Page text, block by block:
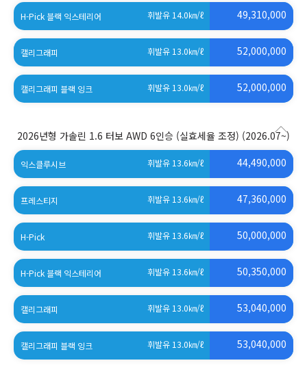
H-Pick 블랙 익스테리어 휘발유 14.0㎞/ℓ 49,310,000
캘리그래피 휘발유 13.0㎞/ℓ 52,000,000
캘리그래피 블랙 잉크 휘발유 13.0㎞/ℓ 52,000,000
2026년형 가솔린 1.6 터보 AWD 6인승 (실효세율 조정) (2026.07~)
익스클루시브 휘발유 13.6㎞/ℓ 44,490,000
프레스티지 휘발유 13.6㎞/ℓ 47,360,000
H-Pick 휘발유 13.6㎞/ℓ 50,000,000
H-Pick 블랙 익스테리어 휘발유 13.6㎞/ℓ 50,350,000
캘리그래피 휘발유 13.0㎞/ℓ 53,040,000
캘리그래피 블랙 잉크 휘발유 13.0㎞/ℓ 53,040,000